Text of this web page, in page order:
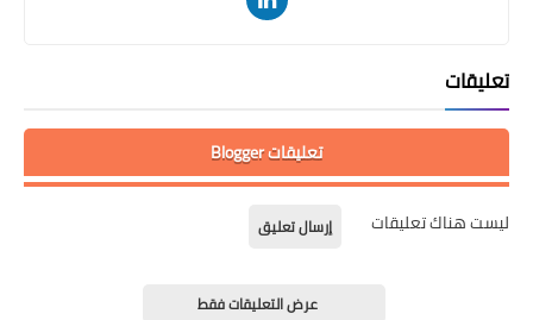
تعليقات
تعليقات Blogger
ليست هناك تعليقات إرسال تعليق
عرض التعليقات فقط